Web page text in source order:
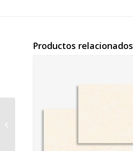
Productos relacionados